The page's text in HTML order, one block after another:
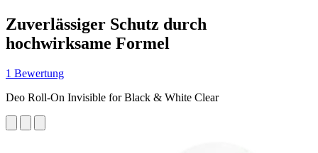
Zuverlässiger Schutz durch
hochwirksame Formel
1 Bewertung
Deo Roll-On Invisible for Black & White Clear